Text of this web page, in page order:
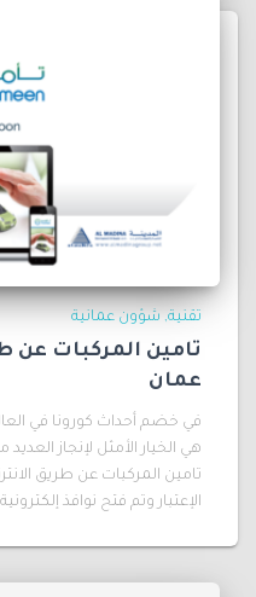
تقنية شؤون عمانية
تامين المركبات عن
عمان
في خضم أحداث كورونا في
هي الخيار الأمثل لإنجاز
تامين المركبات عن طريق
الإعتبار وتم فتح نوافذ إلكترونية